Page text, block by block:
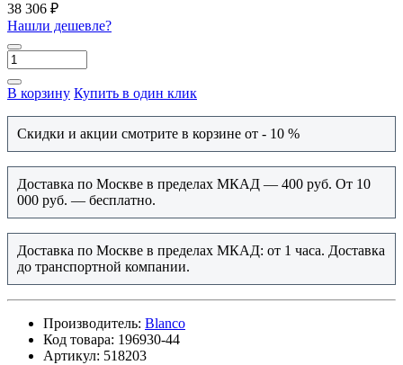
38 306 ₽
Нашли дешевле?
В корзину Купить в один клик
Скидки и акции смотрите в корзине от - 10 %
Доставка по Москве в пределах МКАД — 400 руб. От 10
000 руб. — бесплатно.
Доставка по Москве в пределах МКАД: от 1 часа. Доставка
до транспортной компании.
Производитель: Blanco
Код товара: 196930-44
Артикул: 518203